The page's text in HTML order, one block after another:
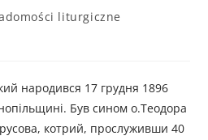
liturgiczne
народився 17 грудня 1896
Був сином о.Теодора
котрий, прослуживши 40